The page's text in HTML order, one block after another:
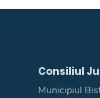
Consiliul
Municipiul